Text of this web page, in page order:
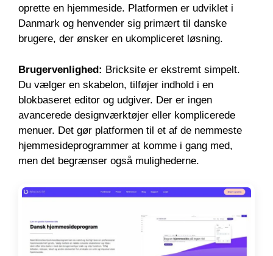
oprette en hjemmeside. Platformen er udviklet i
Danmark og henvender sig primært til danske
brugere, der ønsker en ukompliceret løsning.
Brugervenlighed: Bricksite er ekstremt simpelt.
Du vælger en skabelon, tilføjer indhold i en
blokbaseret editor og udgiver. Der er ingen
avancerede designværktøjer eller komplicerede
menuer. Det gør platformen til et af de nemmeste
hjemmesideprogrammer at komme i gang med,
men det begrænser også mulighederne.